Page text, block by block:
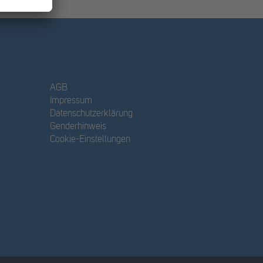
AGB
Impressum
Datenschutzerklärung
Genderhinweis
Cookie-Einstellungen